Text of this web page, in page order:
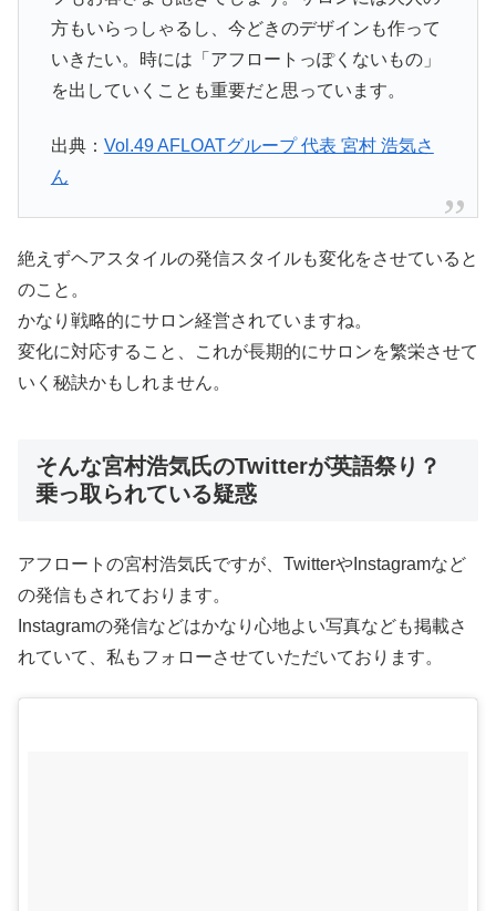
方もいらっしゃるし、今どきのデザインも作って
いきたい。時には「アフロートっぽくないもの」
を出していくことも重要だと思っています。
出典： Vol.49 AFLOATグループ 代表 宮村 浩気さ
ん
絶えずヘアスタイルの発信スタイルも変化をさせていると
のこと。
かなり戦略的にサロン経営されていますね。
変化に対応すること、これが長期的にサロンを繁栄させて
いく秘訣かもしれません。
そんな宮村浩気氏のTwitterが英語祭り？
乗っ取られている疑惑
アフロートの宮村浩気氏ですが、TwitterやInstagramなど
の発信もされております。
Instagramの発信などはかなり心地よい写真なども掲載さ
れていて、私もフォローさせていただいております。